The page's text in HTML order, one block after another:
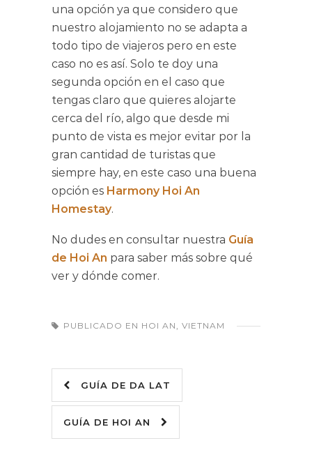
una opción ya que considero que
nuestro alojamiento no se adapta a
todo tipo de viajeros pero en este
caso no es así. Solo te doy una
segunda opción en el caso que
tengas claro que quieres alojarte
cerca del río, algo que desde mi
punto de vista es mejor evitar por la
gran cantidad de turistas que
siempre hay, en este caso una buena
opción es Harmony Hoi An
Homestay.
No dudes en consultar nuestra Guía
de Hoi An para saber más sobre qué
ver y dónde comer.
PUBLICADO EN HOI AN VIETNAM
GUÍA DE DA LAT
GUÍA DE HOI AN